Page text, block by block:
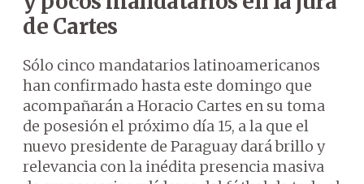
de Cartes
Sólo cinco mandatarios latinoamericanos
han confirmado hasta este domingo que
acompañarán a Horacio Cartes en su toma
de posesión el próximo día 15, a la que el
nuevo presidente de Paraguay dará brillo y
relevancia con la inédita presencia masiva